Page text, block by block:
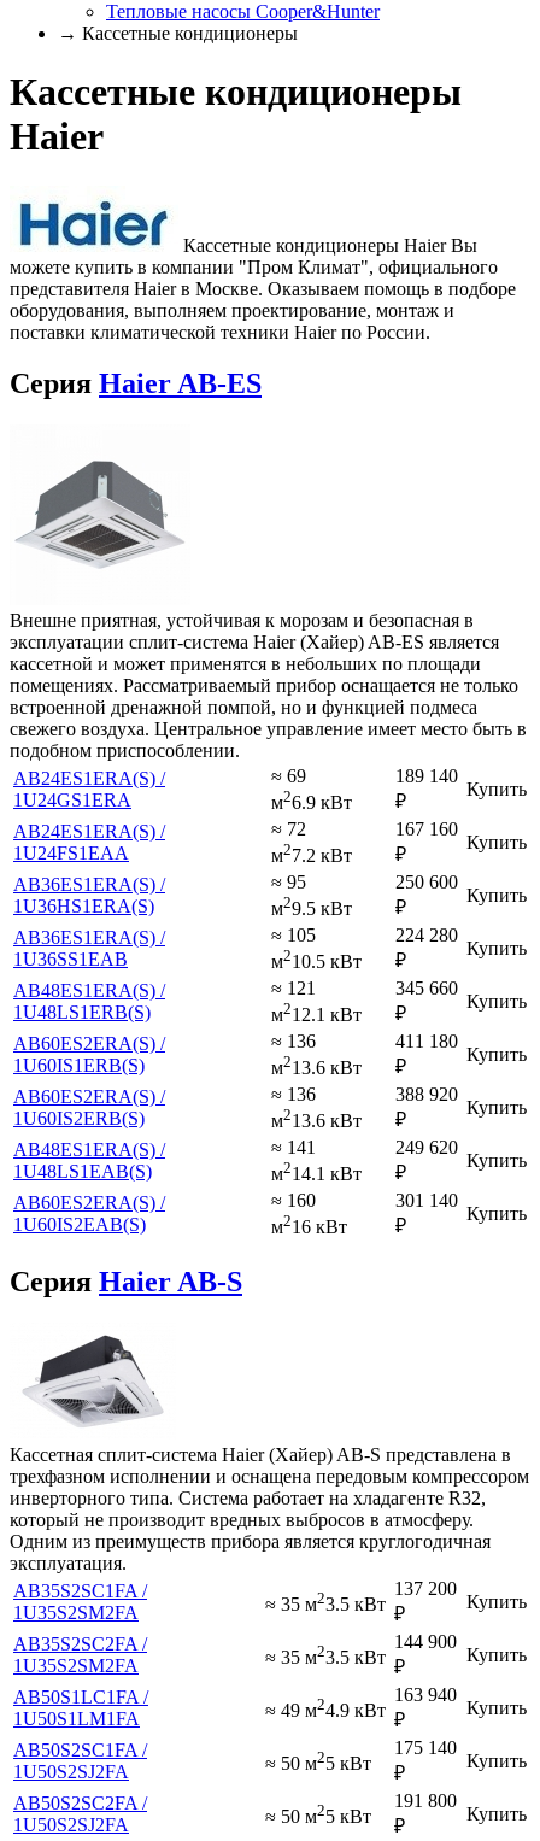
Тепловые насосы Cooper&Hunter
→ Кассетные кондиционеры
Кассетные кондиционеры
Haier
Кассетные кондиционеры Haier Вы
можете купить в компании "Пром Климат", официального
представителя Haier в Москве. Оказываем помощь в подборе
оборудования, выполняем проектирование, монтаж и
поставки климатической техники Haier по России.
Серия Haier AB-ES
Внешне приятная, устойчивая к морозам и безопасная в
эксплуатации сплит-система Haier (Хайер) AB-ES является
кассетной и может применятся в небольших по площади
помещениях. Рассматриваемый прибор оснащается не только
встроенной дренажной помпой, но и функцией подмеса
свежего воздуха. Центральное управление имеет место быть в
подобном приспособлении.
AB24ES1ERA(S) /
1U24GS1ERA
≈ 69
м26.9 кВт
189 140
₽
Купить
AB24ES1ERA(S) /
1U24FS1EAA
≈ 72
м27.2 кВт
167 160
₽
Купить
AB36ES1ERA(S) /
1U36HS1ERA(S)
≈ 95
м29.5 кВт
250 600
₽
Купить
AB36ES1ERA(S) /
1U36SS1EAB
≈ 105
м210.5 кВт
224 280
₽
Купить
AB48ES1ERA(S) /
1U48LS1ERB(S)
≈ 121
м212.1 кВт
345 660
₽
Купить
AB60ES2ERA(S) /
1U60IS1ERB(S)
≈ 136
м213.6 кВт
411 180
₽
Купить
AB60ES2ERA(S) /
1U60IS2ERB(S)
≈ 136
м213.6 кВт
388 920
₽
Купить
AB48ES1ERA(S) /
1U48LS1EAB(S)
≈ 141
м214.1 кВт
249 620
₽
Купить
AB60ES2ERA(S) /
1U60IS2EAB(S)
≈ 160
м216 кВт
301 140
₽
Купить
Серия Haier AB-S
Кассетная сплит-система Haier (Хайер) AB-S представлена в
трехфазном исполнении и оснащена передовым компрессором
инверторного типа. Система работает на хладагенте R32,
который не производит вредных выбросов в атмосферу.
Одним из преимуществ прибора является круглогодичная
эксплуатация.
AB35S2SC1FA /
1U35S2SM2FA
≈ 35 м23.5 кВт
137 200
₽
Купить
AB35S2SC2FA /
1U35S2SM2FA
≈ 35 м23.5 кВт
144 900
₽
Купить
AB50S1LC1FA /
1U50S1LM1FA
≈ 49 м24.9 кВт
163 940
₽
Купить
AB50S2SC1FA /
1U50S2SJ2FA
≈ 50 м25 кВт
175 140
₽
Купить
AB50S2SC2FA /
1U50S2SJ2FA
≈ 50 м25 кВт
191 800
₽
Купить